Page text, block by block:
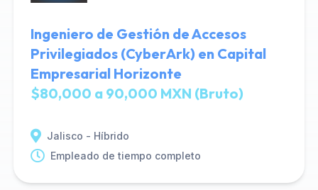
Ingeniero de Gestión de Accesos
Privilegiados (CyberArk) en Capital
Empresarial Horizonte
$80,000 a 90,000 MXN (Bruto)
Jalisco - Híbrido
Empleado de tiempo completo